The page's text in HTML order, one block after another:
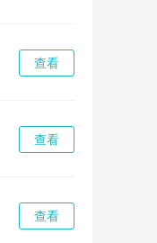
查看
查看
查看